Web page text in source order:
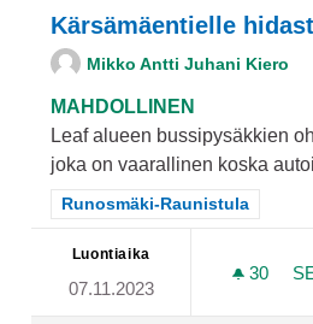
Kärsämäentielle
Mikko Antti Juhani Kiero
MAHDOLLINEN
Leaf alueen bussipysäkkien
joka on vaarallinen koska
Rajaa tulokset teeman
Runosmäki-Raunistula
Luontiaika
07.11.2023
30 30